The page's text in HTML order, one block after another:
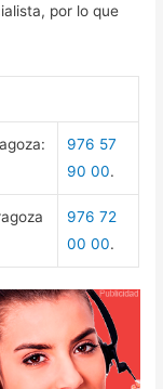
por lo que
976 57
90 00.
976 72
00 00.